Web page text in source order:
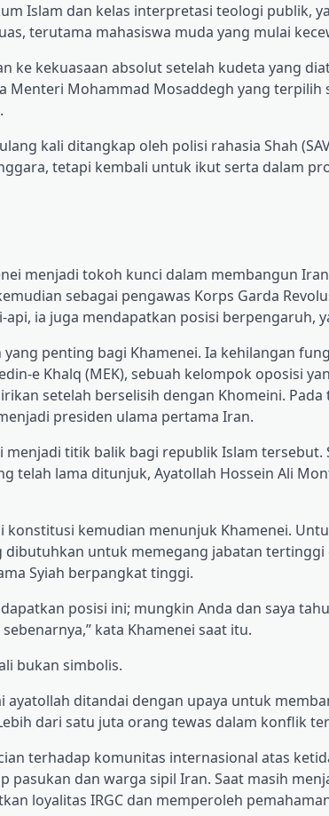
Islam dan kelas interpretasi teologi publik,
terutama mahasiswa muda yang mulai
ke kekuasaan absolut setelah kudeta yang
Menteri Mohammad Mosaddegh yang terpilih
kali ditangkap oleh polisi rahasia Shah
tetapi kembali untuk ikut serta dalam
menjadi tokoh kunci dalam membangun
sebagai pengawas Korps Garda
ia juga mendapatkan posisi berpengaruh,
penting bagi Khamenei. Ia kehilangan
e Khalq (MEK), sebuah kelompok oposisi
setelah berselisih dengan Khomeini. Pada
presiden ulama pertama Iran.
menjadi titik balik bagi republik Islam
telah lama ditunjuk, Ayatollah Hossein Ali
konstitusi kemudian menunjuk Khamenei.
untuk memegang jabatan tertinggi
Syiah berpangkat tinggi.
posisi ini; mungkin Anda dan saya
kata Khamenei saat itu.
bukan simbolis.
ayatollah ditandai dengan upaya untuk
dari satu juta orang tewas dalam konflik
terhadap komunitas internasional atas
pasukan dan warga sipil Iran. Saat masih
loyalitas IRGC dan memperoleh